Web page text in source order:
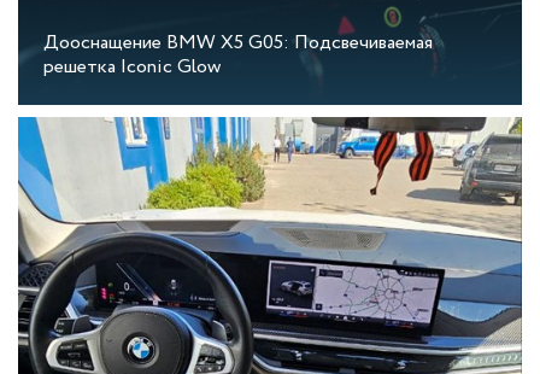
Дооснащение BMW X5 G05: Подсвечиваемая
решетка Iconic Glow